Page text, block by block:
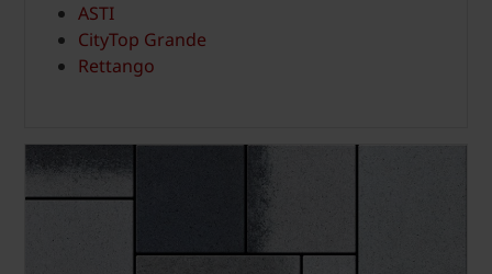
ASTI
CityTop Grande
Rettango